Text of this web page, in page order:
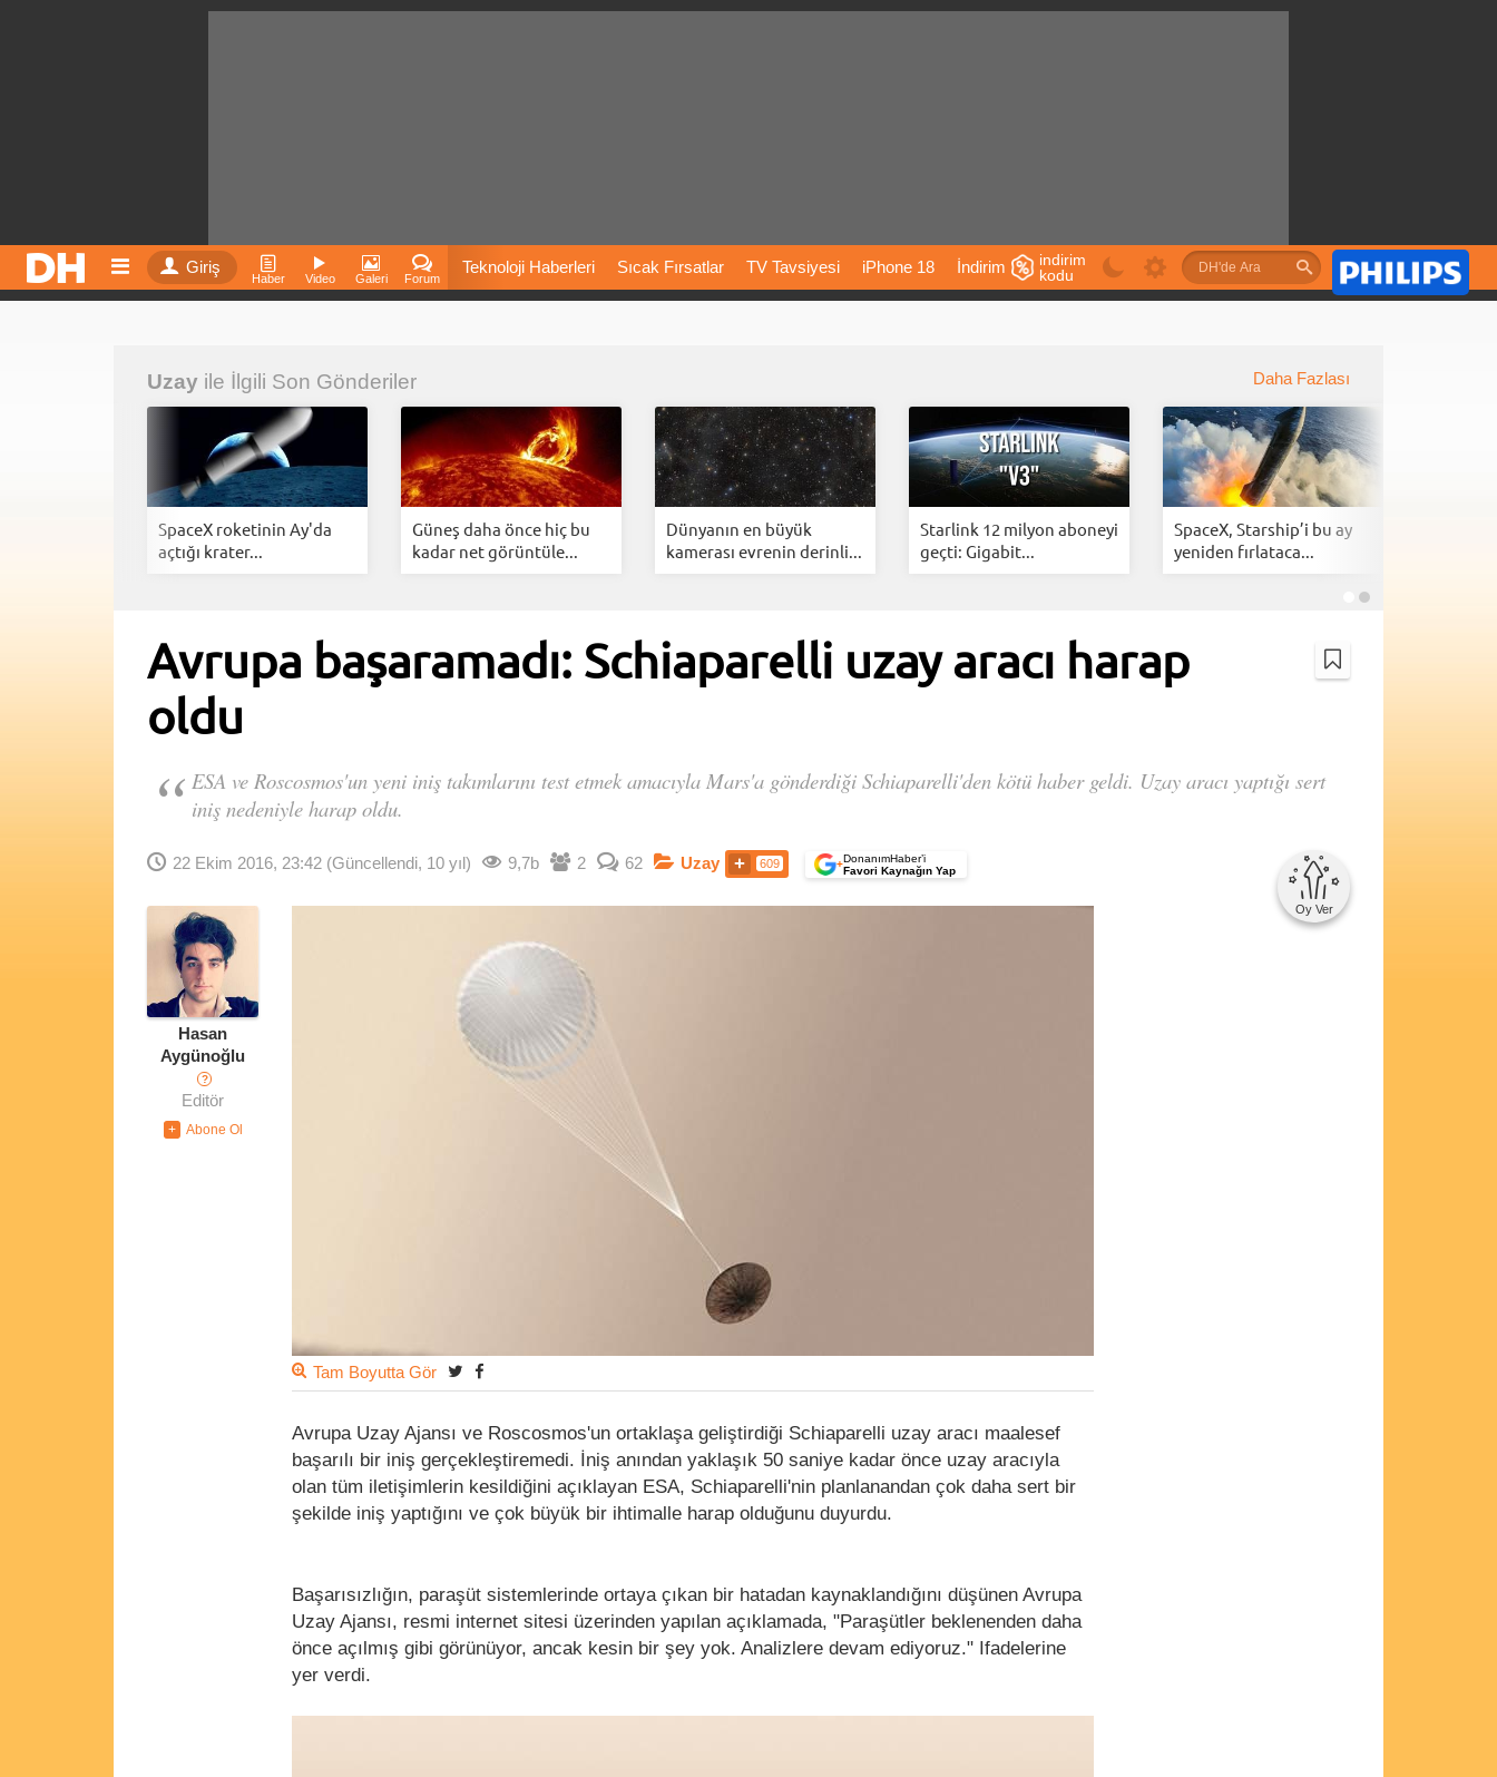
Giriş
Haber Video Galeri Forum
Teknoloji Haberleri Sıcak Fırsatlar TV Tavsiyesi iPhone 18 İndirim
İnstagram Dondurma İnstagram Çöktü Mü
indirim
kodu
Uzay ile İlgili Son Gönderiler Daha Fazlası
SpaceX roketinin Ay'da
açtığı krater...
Güneş daha önce hiç bu
kadar net görüntüle...
Dünyanın en büyük
kamerası evrenin derinli...
Starlink 12 milyon aboneyi
geçti: Gigabit...
SpaceX, Starship’i bu ay
yeniden fırlataca...
Avrupa başaramadı: Schiaparelli uzay aracı harap
oldu
ESA ve Roscosmos'un yeni iniş takımlarını test etmek amacıyla Mars'a gönderdiği Schiaparelli'den kötü haber geldi. Uzay aracı yaptığı sert
iniş nedeniyle harap oldu.
22 Ekim 2016, 23:42 (Güncellendi, 10 yıl) 9,7b 2 62 Uzay 609 +DonanımHaber’i
Favori Kaynağın Yap
Oy Ver
Hasan
Aygünoğlu
?
Editör
Tam Boyutta Gör
Avrupa Uzay Ajansı ve Roscosmos'un ortaklaşa geliştirdiği Schiaparelli uzay aracı maalesef
başarılı bir iniş gerçekleştiremedi. İniş anından yaklaşık 50 saniye kadar önce uzay aracıyla
olan tüm iletişimlerin kesildiğini açıklayan ESA, Schiaparelli'nin planlanandan çok daha sert bir
şekilde iniş yaptığını ve çok büyük bir ihtimalle harap olduğunu duyurdu.
Başarısızlığın, paraşüt sistemlerinde ortaya çıkan bir hatadan kaynaklandığını düşünen Avrupa
Uzay Ajansı, resmi internet sitesi üzerinden yapılan açıklamada, "Paraşütler beklenenden daha
önce açılmış gibi görünüyor, ancak kesin bir şey yok. Analizlere devam ediyoruz." Ifadelerine
yer verdi.